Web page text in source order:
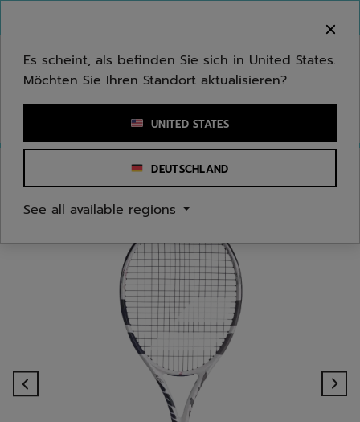
Stichwort oder Artikelnummer eingeben
Es scheint, als befinden Sie sich in United States.
Möchten Sie Ihren Standort aktualisieren?
UNITED STATES
DEUTSCHLAND
See all available regions